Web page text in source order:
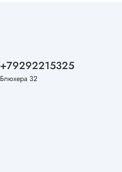
+79292215325
Блюхера 32